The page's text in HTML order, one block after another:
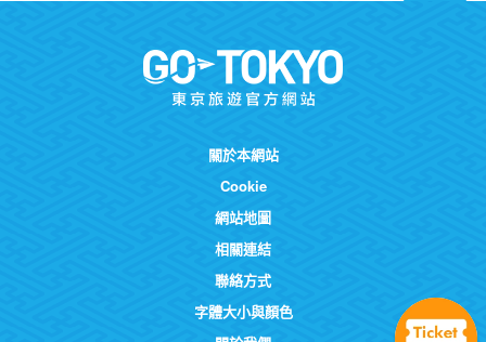
關於本網站
Cookie
網站地圖
相關連結
聯絡方式
字體大小與顏色